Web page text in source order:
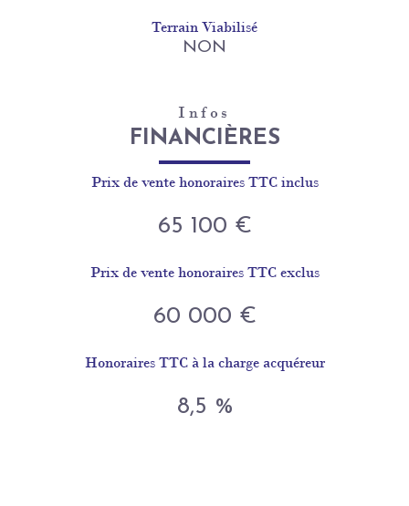
Terrain Viabilisé
NON
Infos
FINANCIÈRES
Prix de vente honoraires TTC inclus
65 100 €
Prix de vente honoraires TTC exclus
60 000 €
Honoraires TTC à la charge acquéreur
8,5 %